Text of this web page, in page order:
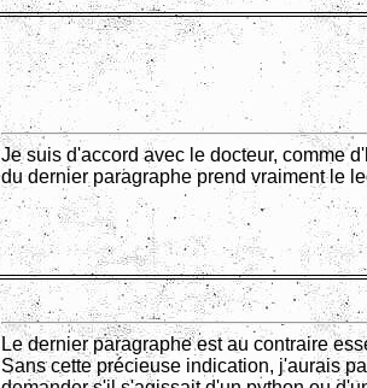
Je suis d'accord avec le docteur, comme
du dernier paragraphe prend vraiment le
Le dernier paragraphe est au contraire
Sans cette précieuse indication, j'aurais